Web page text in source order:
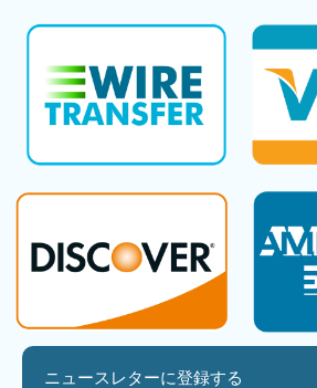
ニュースレターに登録する